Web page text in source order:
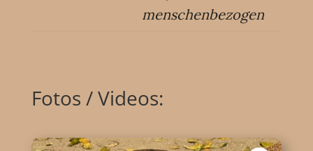
menschenbezogen
Fotos / Videos: